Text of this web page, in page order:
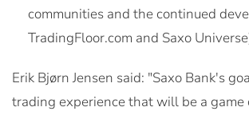
communities and the continued
TradingFloor.com and Saxo
Erik Bjørn Jensen said: "Saxo Bank's
trading experience that will be a game